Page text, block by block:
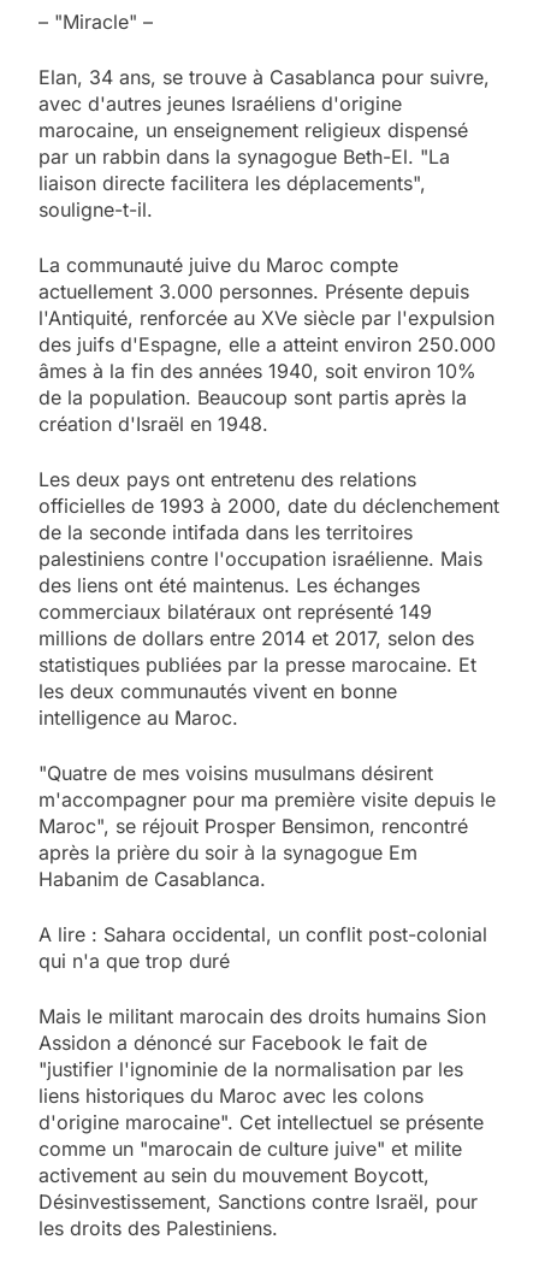
– "Miracle" –
Elan, 34 ans, se trouve à Casablanca pour suivre,
avec d'autres jeunes Israéliens d'origine
marocaine, un enseignement religieux dispensé
par un rabbin dans la synagogue Beth-El. "La
liaison directe facilitera les déplacements",
souligne-t-il.
La communauté juive du Maroc compte
actuellement 3.000 personnes. Présente depuis
l'Antiquité, renforcée au XVe siècle par l'expulsion
des juifs d'Espagne, elle a atteint environ 250.000
âmes à la fin des années 1940, soit environ 10%
de la population. Beaucoup sont partis après la
création d'Israël en 1948.
Les deux pays ont entretenu des relations
officielles de 1993 à 2000, date du déclenchement
de la seconde intifada dans les territoires
palestiniens contre l'occupation israélienne. Mais
des liens ont été maintenus. Les échanges
commerciaux bilatéraux ont représenté 149
millions de dollars entre 2014 et 2017, selon des
statistiques publiées par la presse marocaine. Et
les deux communautés vivent en bonne
intelligence au Maroc.
"Quatre de mes voisins musulmans désirent
m'accompagner pour ma première visite depuis le
Maroc", se réjouit Prosper Bensimon, rencontré
après la prière du soir à la synagogue Em
Habanim de Casablanca.
A lire : Sahara occidental, un conflit post-colonial
qui n'a que trop duré
Mais le militant marocain des droits humains Sion
Assidon a dénoncé sur Facebook le fait de
"justifier l'ignominie de la normalisation par les
liens historiques du Maroc avec les colons
d'origine marocaine". Cet intellectuel se présente
comme un "marocain de culture juive" et milite
activement au sein du mouvement Boycott,
Désinvestissement, Sanctions contre Israël, pour
les droits des Palestiniens.